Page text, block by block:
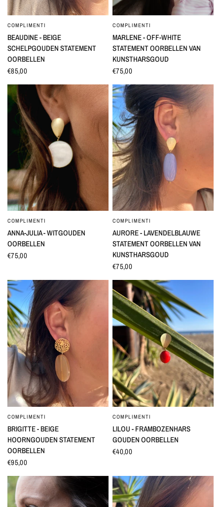
SNEL BEKIJKEN
COMPLIMENTI
BEAUDINE - BEIGE
SCHELPGOUDEN STATEMENT
OORBELLEN
€85,00
SNEL BEKIJKEN
COMPLIMENTI
MARLENE - OFF-WHITE
STATEMENT OORBELLEN VAN
KUNSTHARSGOUD
€75,00
SNEL BEKIJKEN
COMPLIMENTI
ANNA-JULIA - WITGOUDEN
OORBELLEN
€75,00
SNEL BEKIJKEN
COMPLIMENTI
AURORE - LAVENDELBLAUWE
STATEMENT OORBELLEN VAN
KUNSTHARSGOUD
€75,00
SNEL BEKIJKEN
COMPLIMENTI
BRIGITTE - BEIGE
HOORNGOUDEN STATEMENT
OORBELLEN
€95,00
SNEL BEKIJKEN
COMPLIMENTI
LILOU - FRAMBOZENHARS
GOUDEN OORBELLEN
€40,00